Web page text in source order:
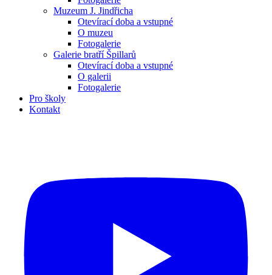
Muzeum J. Jindřicha
Otevírací doba a vstupné
O muzeu
Fotogalerie
Galerie bratří Špillarů
Otevírací doba a vstupné
O galerii
Fotogalerie
Pro školy
Kontakt